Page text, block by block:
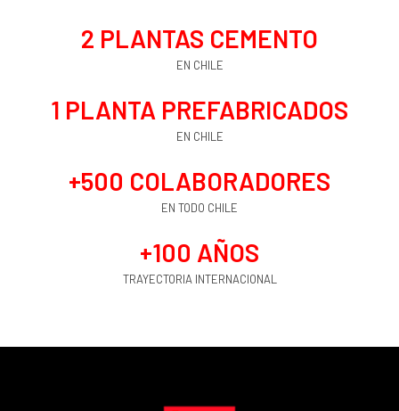
EN CHILE
2 PLANTAS CEMENTO
EN CHILE
1 PLANTA PREFABRICADOS
EN TODO CHILE
+500 COLABORADORES
TRAYECTORIA INTERNACIONAL
+100 AÑOS